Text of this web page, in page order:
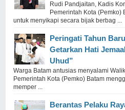
Rudi Pandjaitan, Kadis
Pemerintah Kota (Pemko)
untuk menyikapi secara bijak berbag ...
Peringati Tahun
Getarkan Hati
Uhud”
Warga Batam antusias menyalami
Pemerintah Kota (Pemko) Batam
memper ...
Berantas Pelaku